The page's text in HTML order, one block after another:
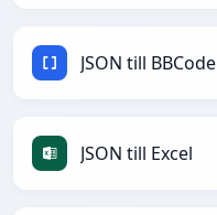
JSON till BBCode
JSON till Excel